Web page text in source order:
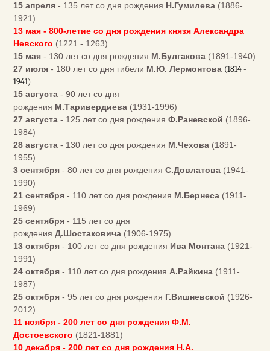
15 апреля - 135 лет со дня рождения Н.Гумилева (1886-
1921)
13 мая - 800-летие со дня рождения князя Александра
Невского (1221 - 1263)
15 мая - 130 лет со дня рождения М.Булгакова (1891-1940)
27 июля - 180 лет со дня гибели М.Ю. Лермонтова (1814 -
1941)
15 августа - 90 лет со дня
рождения М.Таривердиева (1931-1996)
27 августа - 125 лет со дня рождения Ф.Раневской (1896-
1984)
28 августа - 130 лет со дня рождения М.Чехова (1891-
1955)
3 сентября - 80 лет со дня рождения С.Довлатова (1941-
1990)
21 сентября - 110 лет со дня рождения М.Бернеса (1911-
1969)
25 сентября - 115 лет со дня
рождения Д.Шостаковича (1906-1975)
13 октября - 100 лет со дня рождения Ива Монтана (1921-
1991)
24 октября - 110 лет со дня рождения А.Райкина (1911-
1987)
25 октября - 95 лет со дня рождения Г.Вишневской (1926-
2012)
11 ноября - 200 лет со дня рождения Ф.М.
Достоевского (1821-1881)
10 декабря - 200 лет со дня рождения Н.А.